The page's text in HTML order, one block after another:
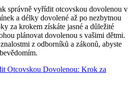
správně vyřídit otcovskou dovolenou v
a délky dovolené až po nezbytnou
za krokem získáte jasné a důležité
plánovat dovolenou s vašimi dětmi.
z odborníků a zákonů, abyste
Otcovskou Dovolenou: Krok za